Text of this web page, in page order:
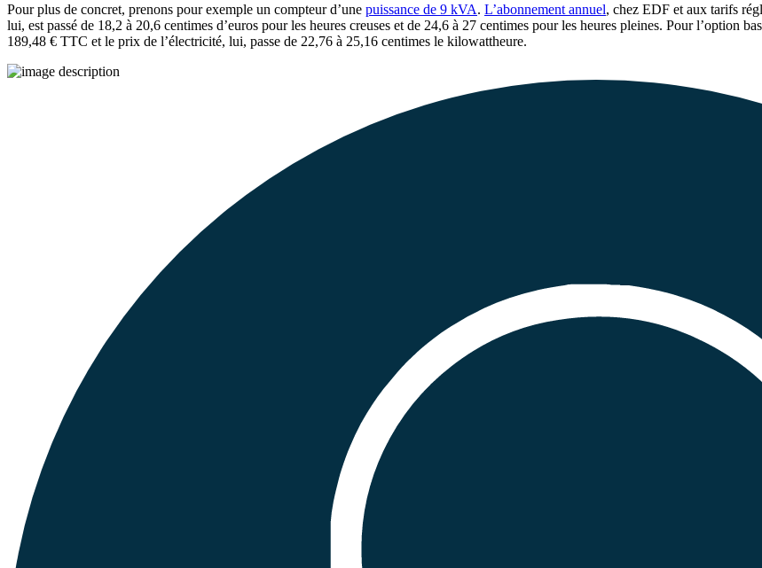
Pour plus de concret, prenons pour exemple un compteur d’une puissance de 9 kVA. L’abonnement annuel, chez EDF et aux tarifs
lui, est passé de 18,2 à 20,6 centimes d’euros pour les heures creuses et de 24,6 à 27 centimes pour les heures pleines. Pour l’option
189,48 € TTC et le prix de l’électricité, lui, passe de 22,76 à 25,16 centimes le kilowattheure.